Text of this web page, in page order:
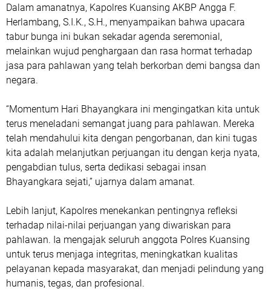
Dalam amanatnya, Kapolres Kuansing AKBP Angga F.
Herlambang, S.I.K., S.H., menyampaikan bahwa upacara
tabur bunga ini bukan sekadar agenda seremonial,
melainkan wujud penghargaan dan rasa hormat terhadap
jasa para pahlawan yang telah berkorban demi bangsa dan
negara.
“Momentum Hari Bhayangkara ini mengingatkan kita untuk
terus meneladani semangat juang para pahlawan. Mereka
telah mendahului kita dengan pengorbanan, dan kini tugas
kita adalah melanjutkan perjuangan itu dengan kerja nyata,
pengabdian tulus, serta dedikasi sebagai insan
Bhayangkara sejati,” ujarnya dalam amanat.
Lebih lanjut, Kapolres menekankan pentingnya refleksi
terhadap nilai-nilai perjuangan yang diwariskan para
pahlawan. Ia mengajak seluruh anggota Polres Kuansing
untuk terus menjaga integritas, meningkatkan kualitas
pelayanan kepada masyarakat, dan menjadi pelindung yang
humanis, tegas, dan profesional.